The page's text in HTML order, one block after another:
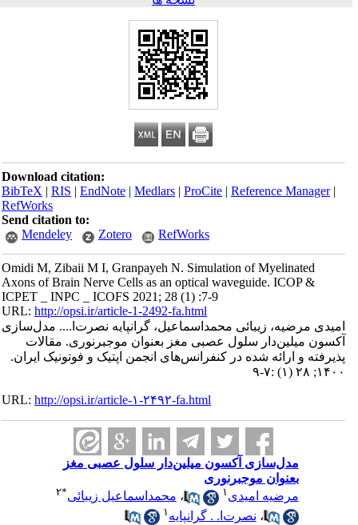
Download citation:
BibTeX|RIS|EndNote|Medlars|ProCite|Reference Manager
RefWorks
Send citation to:
Mendeley
Zotero RefWorks
Omidi M, Zibaii M I, Granpayeh N. Simulation of Myelinated
Axons of Brain Nerve Cells as an optical waveguide. ICOP &
ICPET _ INPC _ ICOFS 2021; 28 (1) :7-9
URL:http://opsi.ir/article-1-2492-fa.html
امیدی مرضیه، زیبائی محمداسماعیل، گرانپایه نصرت‌‌ا.... مدل‌‌سازی
آکسون میلین‌‌دار سلول عصبی مغز بعنوان موجبرنوری. مقالات
پذیرفته و ارائه شده در کنفرانس‌های انجمن اپتیک و فوتونیک ایران.
۱۴۰۰; ۲۸ (۱) :۷-۹
URL:http://opsi.ir/article-۱-۲۴۹۲-fa.html
مدل‌‌سازی آکسون میلین‌‌دار سلول عصبی مغز
بعنوان موجبرنوری
مرضیه امیدی۱ ،محمداسماعیل زیبائی ۲
،نصرت‌‌ا. . گرانپایه